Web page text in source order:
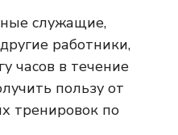
служащие,
работники,
часов в течение
пользу от
тренировок по